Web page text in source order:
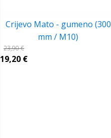
Crijevo Mato - gumeno (300
mm / M10)
23,90€
19,20 €